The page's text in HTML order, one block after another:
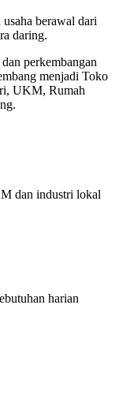
berawal dari
daring.
perkembangan
menjadi Toko
UKM, Rumah
dan industri lokal
harian